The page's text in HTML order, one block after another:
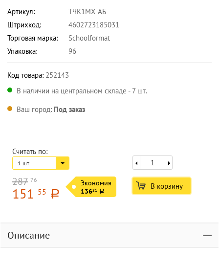
Артикул:
ТЧК1МХ-АБ
Штрихкод:
4602723185031
Торговая марка:
Schoolformat
Упаковка:
96
Код товара: 252143
В наличии на центральном складе - 7 шт.
Ваш город: Под заказ
Считать по:
1 шт.
287 76
151 55 a
Экономия
13621 a
В корзину
Описание